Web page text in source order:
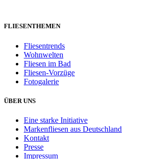
FLIESENTHEMEN
Fliesentrends
Wohnwelten
Fliesen im Bad
Fliesen-Vorzüge
Fotogalerie
ÜBER UNS
Eine starke Initiative
Markenfliesen aus Deutschland
Kontakt
Presse
Impressum